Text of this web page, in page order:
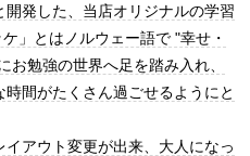
発した、当店オリジナルの学習
」とはノルウェー語で "幸せ・
勉強の世界へ足を踏み入れ、
間がたくさん過ごせるようにと
アウト変更が出来、大人になっ